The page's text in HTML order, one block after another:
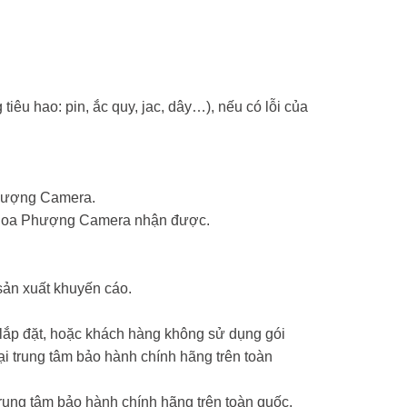
hao: pin, ắc quy, jac, dây…), nếu có lỗi của
Camera.
Phượng Camera nhận được.
xuất khuyến cáo.
đặt, hoặc khách hàng không sử dụng gói
tâm bảo hành chính hãng trên toàn
tâm bảo hành chính hãng trên toàn quốc.